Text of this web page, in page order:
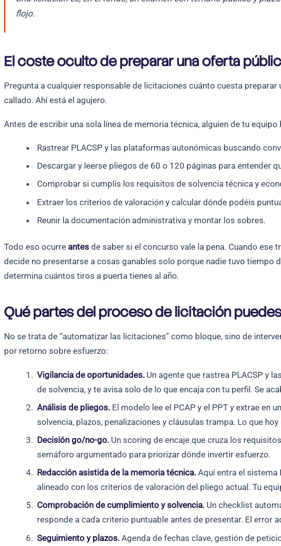
flojo.
El coste oculto de preparar una oferta
Pregunta a cualquier responsable de licitaciones cuánto cuesta
callado. Ahí está el agujero.
Antes de escribir una sola línea de memoria técnica, alguien de tu equipo
Rastrear PLACSP y las plataformas autonómicas buscando
Descargar y leerse pliegos de 60 o 120 páginas para entender
Comprobar si cumplís los requisitos de solvencia técnica y
Extraer los criterios de valoración y calcular dónde podéis
Reunir la documentación administrativa y montar los sobres.
Todo eso ocurre antes de saber si el concurso vale la pena. Cuando
decide no presentarse a cosas ganables solo porque nadie tuvo tiempo
determina cuántos tiros a puerta tienes al año.
Qué partes del proceso de licitación
No se trata de “automatizar las licitaciones” como bloque, sino de
por retorno sobre esfuerzo:
Vigilancia de oportunidades. Un agente que rastrea PLACSP y
de solvencia, y te avisa solo de lo que encaja con tu perfil. Se
Análisis de pliegos. El modelo lee el PCAP y el PPT y extrae en
solvencia, plazos, penalizaciones y cláusulas trampa. Lo que
Decisión go/no-go. Un scoring de encaje que cruza los
semáforo argumentado para priorizar dónde invertir esfuerzo.
Redacción asistida de la memoria técnica. Aquí entra el sistema
alineado con los criterios de valoración del pliego actual. Tu
Comprobación de cumplimiento y solvencia. Un checklist
responde a cada criterio puntuable antes de presentar. El error
Seguimiento y plazos. Agenda de fechas clave, gestión de